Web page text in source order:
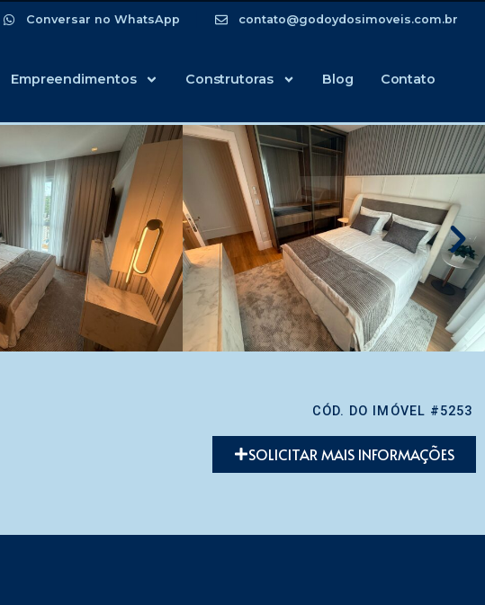
Conversar no WhatsApp contato@godoydosimoveis.com.br
Empreendimentos Construtoras Blog Contato
CÓD. DO IMÓVEL #5253
SOLICITAR MAIS INFORMAÇÕES